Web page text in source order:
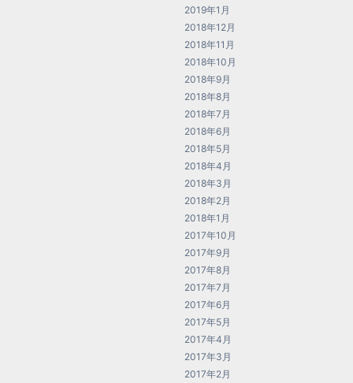
2019年1月
2018年12月
2018年11月
2018年10月
2018年9月
2018年8月
2018年7月
2018年6月
2018年5月
2018年4月
2018年3月
2018年2月
2018年1月
2017年10月
2017年9月
2017年8月
2017年7月
2017年6月
2017年5月
2017年4月
2017年3月
2017年2月